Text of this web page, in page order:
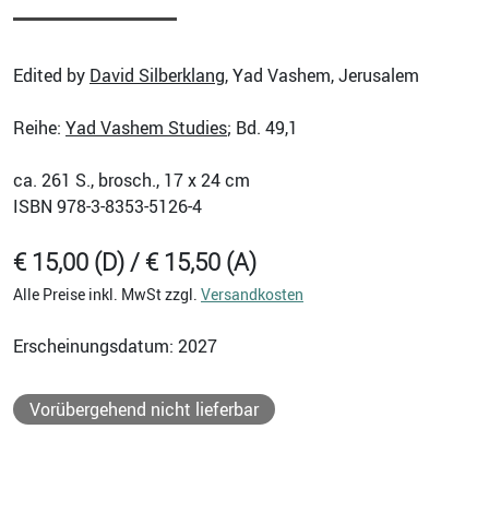
Edited by David Silberklang, Yad Vashem, Jerusalem
Reihe: Yad Vashem Studies; Bd. 49,1
ca. 261 S., brosch., 17 x 24 cm
ISBN 978-3-8353-5126-4
€ 15,00 (D) / € 15,50 (A)
Alle Preise inkl. MwSt zzgl. Versandkosten
Erscheinungsdatum: 2027
Vorübergehend nicht lieferbar